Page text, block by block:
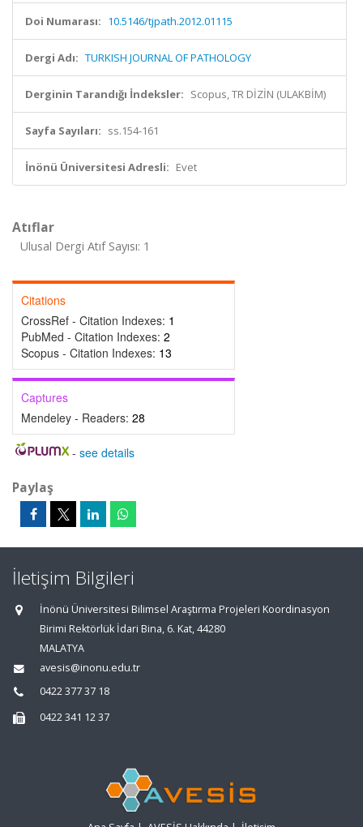
Doi Numarası: 10.5146/tjpath.2012.01115
Dergi Adı: TURKISH JOURNAL OF PATHOLOGY
Derginin Tarandığı İndeksler: Scopus, TR DİZİN (ULAKBİM)
Sayfa Sayıları: ss.154-161
İnönü Üniversitesi Adresli: Evet
Atıflar
Ulusal Dergi Atıf Sayısı: 1
Citations
CrossRef - Citation Indexes: 1
PubMed - Citation Indexes: 2
Scopus - Citation Indexes: 13
Captures
Mendeley - Readers: 28
- see details
Paylaş
İletişim Bilgileri
İnönü Üniversitesi Bilimsel Araştırma Projeleri Koordinasyon
Birimi Rektörlük İdari Bina, 6. Kat, 44280
MALATYA
avesis@inonu.edu.tr
0422 377 37 18
0422 341 12 37